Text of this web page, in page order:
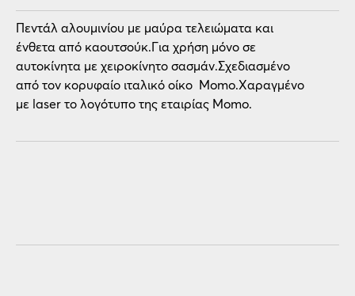
Πεντάλ αλουμινίου με μαύρα τελειώματα και
ένθετα από καουτσούκ.Για χρήση μόνο σε
αυτοκίνητα με χειροκίνητο σασμάν.Σχεδιασμένο
από τον κορυφαίο ιταλικό οίκο Momo.Χαραγμένο
με laser το λογότυπο της εταιρίας Momo.